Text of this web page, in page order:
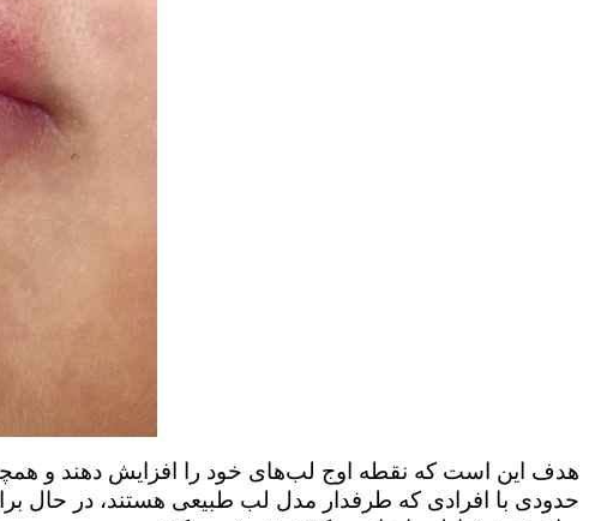
هدف این است که نقطه اوج لب‌های خود را افزایش دهند و
حدودی با افرادی که طرفدار مدل لب طبیعی هستند، در حال